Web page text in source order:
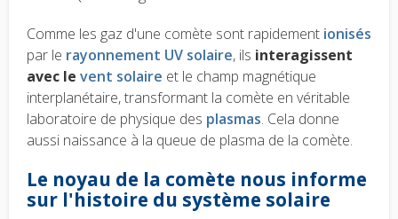
Comme les gaz d'une comète sont rapidement ionisés
par le rayonnement UV solaire, ils interagissent
avec le vent solaire et le champ magnétique
interplanétaire, transformant la comète en véritable
laboratoire de physique des plasmas. Cela donne
aussi naissance à la queue de plasma de la comète.
Le noyau de la comète nous informe
sur l'histoire du système solaire